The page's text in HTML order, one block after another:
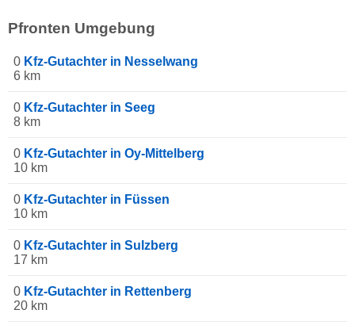
Pfronten Umgebung
0 Kfz-Gutachter in Nesselwang
6 km
0 Kfz-Gutachter in Seeg
8 km
0 Kfz-Gutachter in Oy-Mittelberg
10 km
0 Kfz-Gutachter in Füssen
10 km
0 Kfz-Gutachter in Sulzberg
17 km
0 Kfz-Gutachter in Rettenberg
20 km